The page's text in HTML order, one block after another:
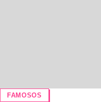
FAMOSOS